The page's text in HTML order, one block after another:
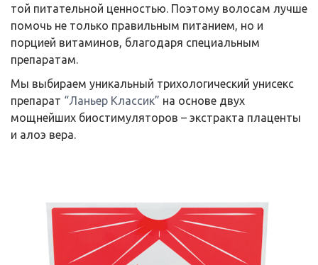
той питательной ценностью. Поэтому волосам лучше
помочь не только правильным питанием, но и
порцией витаминов, благодаря специальным
препаратам.
Мы выбираем уникальный трихологический унисекс
препарат “Ланьер Классик” на основе двух
мощнейших биостимуляторов – экстракта плаценты
и алоэ вера.